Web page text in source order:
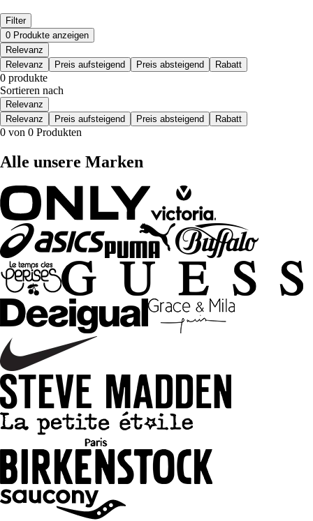
Filter
0 Produkte anzeigen
Relevanz
Relevanz
Preis aufsteigend Preis absteigend Rabatt
0 produkte
Sortieren nach
Relevanz
Relevanz
Preis aufsteigend Preis absteigend Rabatt
0 von 0 Produkten
Alle unsere Marken